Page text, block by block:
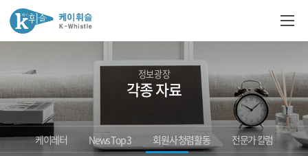
정보광장
각종 자료
케이레터 News Top 3 회원사 청렴활동
전문가 칼럼